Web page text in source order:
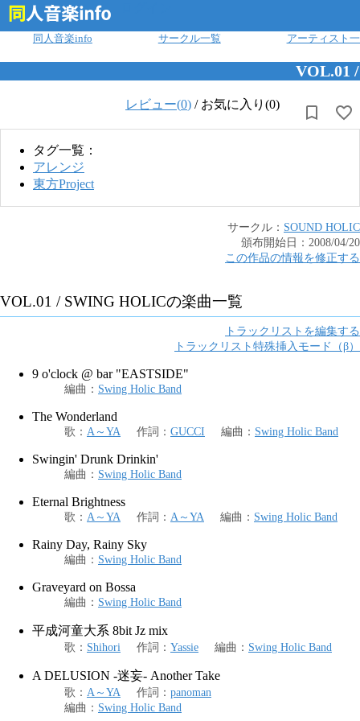
同人音楽info サークル一覧 アーティスト
VOL.01
レビュー(0) / お気に入り(0)
タグ一覧：
アレンジ
東方Project
サークル： SOUND HOLIC
頒布開始日： 2008/04/20
この作品の情報を修正する
VOL.01 / SWING HOLICの楽曲一覧
トラックリストを編集する
トラックリスト特殊挿入モード（β）
9 o'clock @ bar "EASTSIDE"
編曲 ： Swing Holic Band
The Wonderland
歌 ： A～YA 作詞 ： GUCCI 編曲 ： Swing Holic Band
Swingin' Drunk Drinkin'
編曲 ： Swing Holic Band
Eternal Brightness
歌 ： A～YA 作詞 ： A～YA 編曲 ： Swing Holic Band
Rainy Day, Rainy Sky
編曲 ： Swing Holic Band
Graveyard on Bossa
編曲 ： Swing Holic Band
平成河童大系 8bit Jz mix
歌 ： Shihori 作詞 ： Yassie 編曲 ： Swing Holic Band
A DELUSION -迷妄- Another Take
歌 ： A～YA 作詞 ： panoman
編曲 ： Swing Holic Band